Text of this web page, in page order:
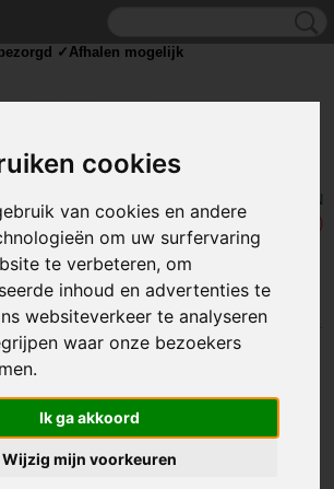
cookies
van cookies en andere
om uw surfervaring
te verbeteren, om
inhoud en advertenties te
websiteverkeer te analyseren
waar onze bezoekers
Ik ga akkoord
Wijzig mijn voorkeuren
UW WINKELWAGEN
Geen producten
(0)
>Lijmpistolen / klemmen>Lijm patroon Geel
bezorgd ✓Afhalen mogelijk